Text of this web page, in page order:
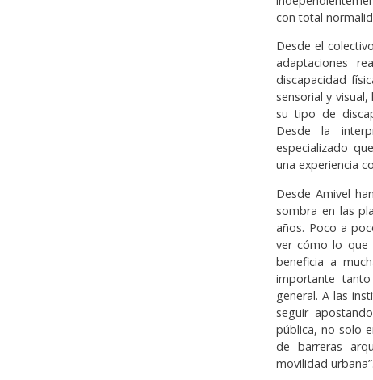
con total
Desde el
adaptaciones
discapacidad
sensorial y
su tipo de
Desde la
especializado
una experiencia
Desde Amivel
sombra en las
años. Poco a
ver cómo lo que
beneficia a
importante
general. A las
seguir
pública, no solo
de barreras
movilidad urbana”.